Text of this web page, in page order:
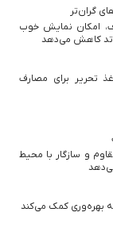
گران‌تر
سطح سفید صاف، امکان نمایش خوب
کاهش می‌دهد
تحریر برای مصارف
و سازگار با محیط
بهره‌وری کمک می‌کند